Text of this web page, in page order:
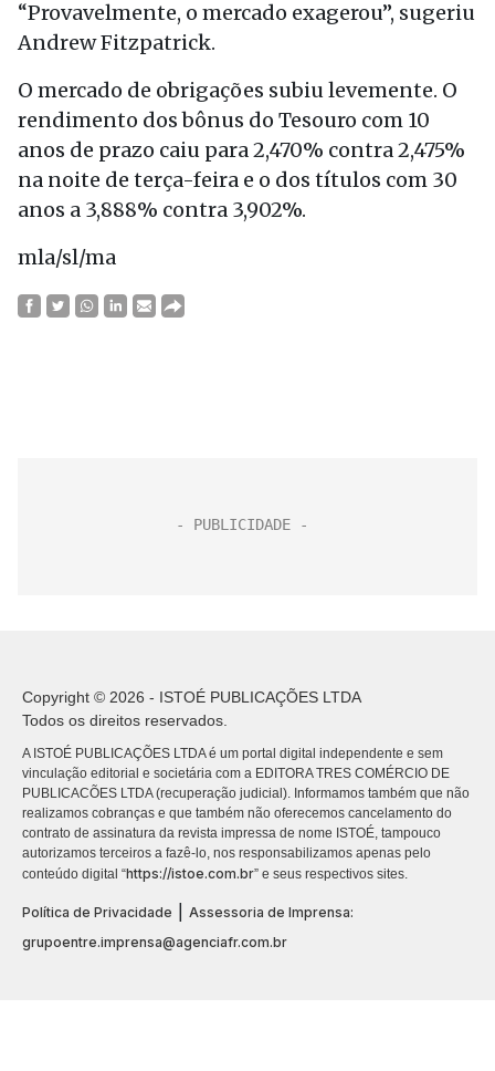
“Provavelmente, o mercado exagerou”, sugeriu
Andrew Fitzpatrick.
O mercado de obrigações subiu levemente. O
rendimento dos bônus do Tesouro com 10
anos de prazo caiu para 2,470% contra 2,475%
na noite de terça-feira e o dos títulos com 30
anos a 3,888% contra 3,902%.
mla/sl/ma
Copyright © 2026 - ISTOÉ PUBLICAÇÕES LTDA
Todos os direitos reservados.
A ISTOÉ PUBLICAÇÕES LTDA é um portal digital independente e sem
vinculação editorial e societária com a EDITORA TRES COMÉRCIO DE
PUBLICACÕES LTDA (recuperação judicial). Informamos também que não
realizamos cobranças e que também não oferecemos cancelamento do
contrato de assinatura da revista impressa de nome ISTOÉ, tampouco
autorizamos terceiros a fazê-lo, nos responsabilizamos apenas pelo
conteúdo digital “https://istoe.com.br” e seus respectivos sites.
Política de Privacidade
Assessoria de Imprensa:
grupoentre.imprensa@agenciafr.com.br